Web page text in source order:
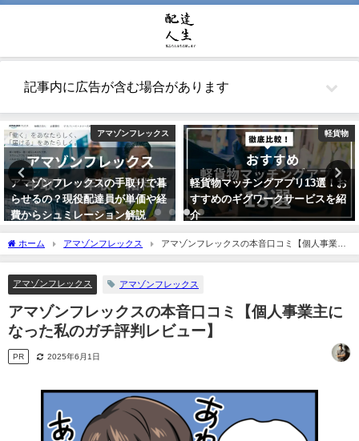
記事内に広告が含む場合があります
アマゾンフレックス
アマゾンフレックスの手取りで暮
らせるの？現役配達員が単価や経
費からシュミレーション解説
軽貨物
軽貨物マッチングアプリ13選！お
すすめのギグワークサービスを紹
介
ホーム アマゾンフレックス
アマゾンフレックスの本音口コミ【個人事業主
になった私のガチ評判レビュー】
アマゾンフレックス アマゾンフレックス
アマゾンフレックスの本音口コミ【個人事業主に
なった私のガチ評判レビュー】
PR 2025年6月1日